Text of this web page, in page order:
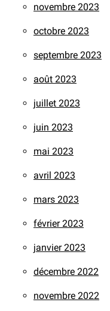
novembre 2023
octobre 2023
septembre 2023
août 2023
juillet 2023
juin 2023
mai 2023
avril 2023
mars 2023
février 2023
janvier 2023
décembre 2022
novembre 2022